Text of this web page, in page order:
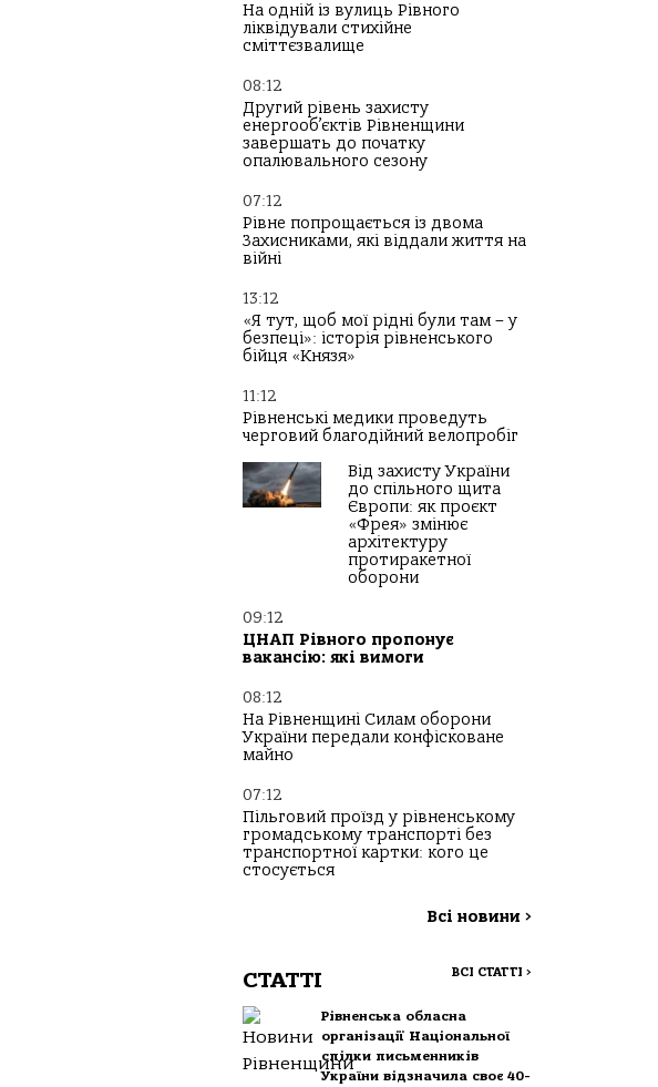
На одній із вулиць Рівного
ліквідували стихійне
сміттєзвалище
08:12
Другий рівень захисту
енергооб’єктів Рівненщини
завершать до початку
опалювального сезону
07:12
Рівне попрощається із двома
Захисниками, які віддали життя на
війні
13:12
«Я тут, щоб мої рідні були там – у
безпеці»: історія рівненського
бійця «Князя»
11:12
Рівненські медики проведуть
черговий благодійний велопробіг
Від захисту України
до спільного щита
Європи: як проєкт
«Фрея» змінює
архітектуру
протиракетної
оборони
09:12
ЦНАП Рівного пропонує
вакансію: які вимоги
08:12
На Рівненщині Силам оборони
України передали конфісковане
майно
07:12
Пільговий проїзд у рівненському
громадському транспорті без
транспортної картки: кого це
стосується
Всі новини >
СТАТТІ ВСІ СТАТТІ >
Рівненська обласна
організації Національної
спілки письменників
України відзначила своє 40-